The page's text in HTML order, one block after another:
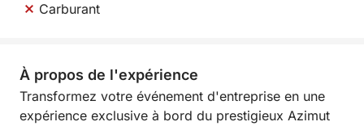
Carburant
À propos de l'expérience
Transformez votre événement d'entreprise en une
expérience exclusive à bord du prestigieux Azimut